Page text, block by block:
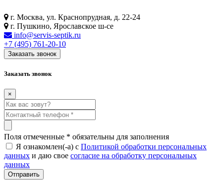
г. Москва, ул. Краснопрудная, д. 22-24
г. Пушкино, Ярославское ш-се
info@servis-septik.ru
+7 (495) 761-20-10
Заказать звонок
Заказать звонок
×
Поля отмеченные * обязательны для заполнения
Я ознакомлен(-а) с Политикой обработки персональных
данных и даю свое согласие на обработку персональных
данных